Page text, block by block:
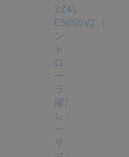
3Z4L-
C5000V2（コ
ン
ト
ロ
ー
ラ
部）
レ
ー
ザ